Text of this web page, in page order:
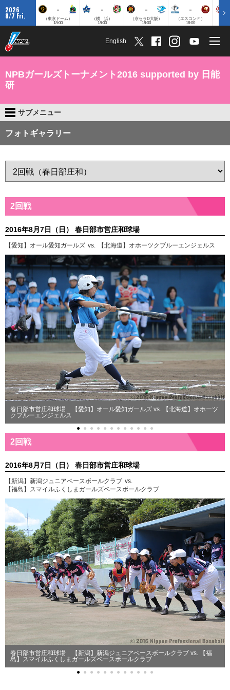
2026
8/7 Fri.
-
（東京ドーム）
18:00
-
（横 浜）
18:00
-
（京セラD大阪）
18:00
-
（エスコンＦ）
18:00
English
NPBガールズトーナメント2016 supported by 日能
研
サブメニュー
フォトギャラリー
2回戦
2016年8月7日（日） 春日部市営庄和球場
【愛知】オール愛知ガールズ vs. 【北海道】オホーツクブルーエンジェルス
春日部市営庄和球場 【愛知】オール愛知ガールズ vs. 【北海道】オホーツ
クブルーエンジェルス
● ● ● ● ● ● ● ● ● ● ● ●
2回戦
2016年8月7日（日） 春日部市営庄和球場
【新潟】新潟ジュニアベースボールクラブ vs.
【福島】スマイルふくしまガールズベースボールクラブ
春日部市営庄和球場 【新潟】新潟ジュニアベースボールクラブ vs. 【福
島】スマイルふくしまガールズベースボールクラブ
● ● ● ● ● ● ● ● ● ● ● ●